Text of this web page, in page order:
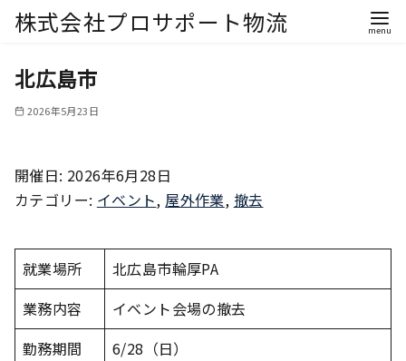
株式会社プロサポート物流
北広島市
2026年5月23日
開催日: 2026年6月28日
カテゴリー: イベント, 屋外作業, 撤去
就業場所
北広島市輪厚PA
業務内容
イベント会場の撤去
勤務期間
6/28（日）